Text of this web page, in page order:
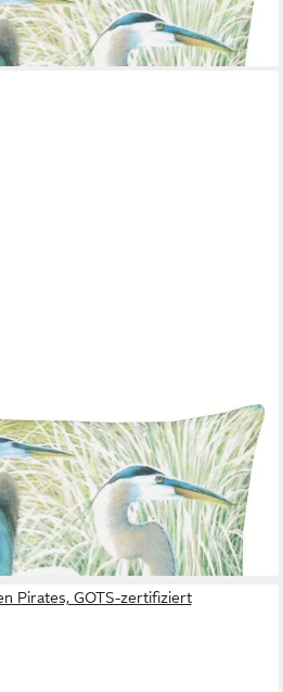
dir
Outdoormaterial, Kissenhülle
dir
Pirates, GOTS-zertifiziert